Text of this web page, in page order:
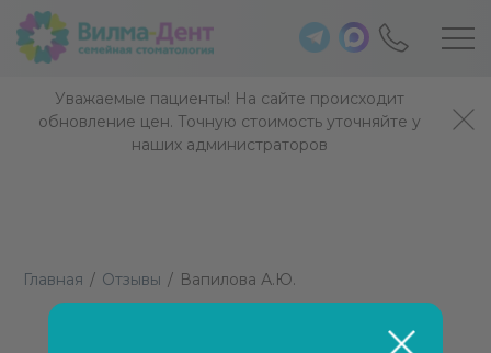
Уважаемые пациенты! На сайте происходит
обновление цен. Точную стоимость уточняйте у
наших администраторов
Главная / Отзывы / Вапилова А.Ю.